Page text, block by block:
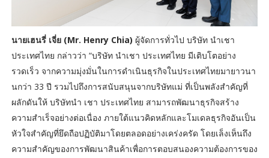
นายเฮนรี่ เจี่ย (Mr. Henry Chia) ผู้จัดการทั่วไป บริษัท นำเชา
ประเทศไทย กล่าวว่า “บริษัท นำเชา ประเทศไทย มีเติบโตอย่าง
รวดเร็ว จากความมุ่งมั่นในการดำเนินธุรกิจในประเทศไทยมายาวนา
นกว่า 33 ปี รวมไปถึงการสนับสนุนจากบริษัทแม่ ที่เป็นพลังสำคัญที่
ผลักดันให้ บริษัทนำ เชา ประเทศไทย สามารถพัฒนาธุรกิจสร้าง
ความสำเร็จอย่างต่อเนื่อง ภายใต้แนวคิดหลักและโมเดลธุรกิจอันเป็น
หัวใจสำคัญที่ยึดถือปฏิบัติมาโดยตลอดอย่างเคร่งครัด โดยเล็งเห็นถึง
ความสำคัญของการพัฒนาสินค้าเพื่อการตอบสนองความต้องการของ